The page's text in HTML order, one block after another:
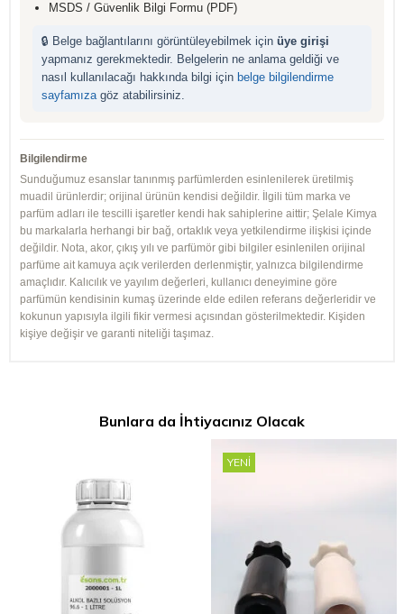
MSDS / Güvenlik Bilgi Formu (PDF)
🔒 Belge bağlantılarını görüntüleyebilmek için üye girişi
yapmanız gerekmektedir. Belgelerin ne anlama geldiği ve
nasıl kullanılacağı hakkında bilgi için belge bilgilendirme
sayfamızagöz atabilirsiniz.
Bilgilendirme
Sunduğumuz esanslar tanınmış parfümlerden esinlenilerek üretilmiş
muadil ürünlerdir; orijinal ürünün kendisi değildir. İlgili tüm marka ve
parfüm adları ile tescilli işaretler kendi hak sahiplerine aittir; Şelale Kimya
bu markalarla herhangi bir bağ, ortaklık veya yetkilendirme ilişkisi içinde
değildir. Nota, akor, çıkış yılı ve parfümör gibi bilgiler esinlenilen orijinal
parfüme ait kamuya açık verilerden derlenmiştir, yalnızca bilgilendirme
amaçlıdır. Kalıcılık ve yayılım değerleri, kullanıcı deneyimine göre
parfümün kendisinin kumaş üzerinde elde edilen referans değerleridir ve
kokunun yapısıyla ilgili fikir vermesi açısından gösterilmektedir. Kişiden
kişiye değişir ve garanti niteliği taşımaz.
Bunlara da İhtiyacınız Olacak
YENI